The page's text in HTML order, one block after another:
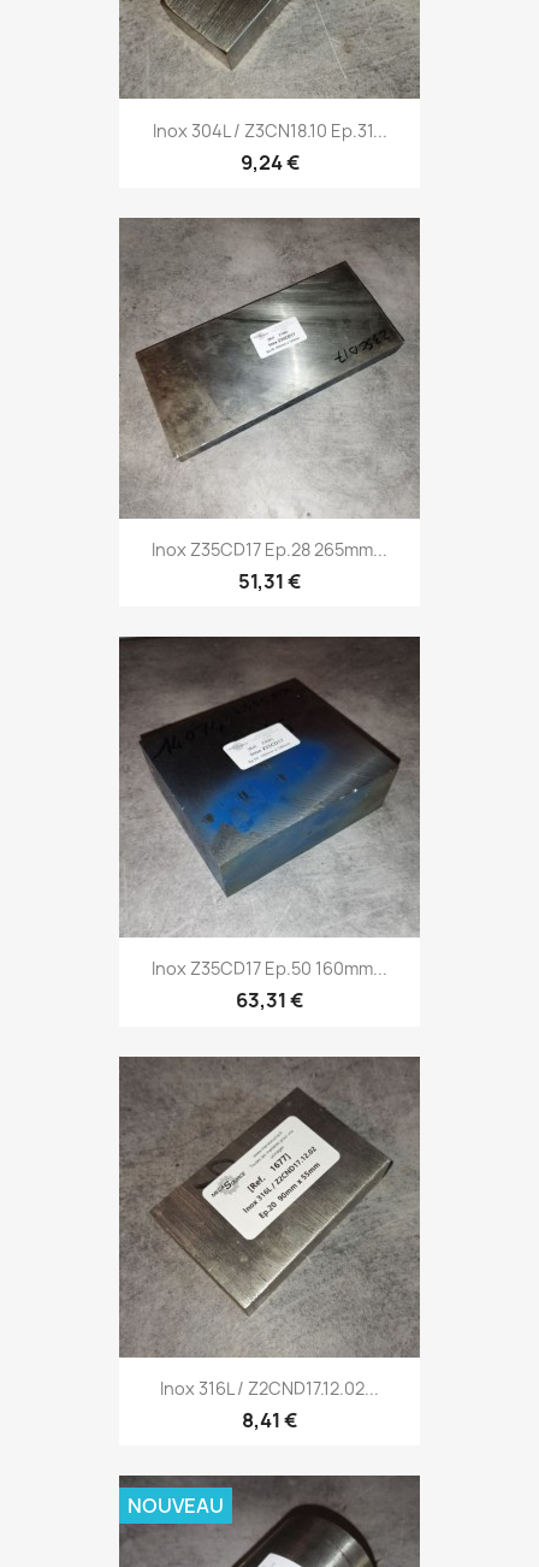
Inox 304L / Z3CN18.10 Ep.31...
9,24 €
Inox Z35CD17 Ep.28 265mm...
51,31 €
Inox Z35CD17 Ep.50 160mm...
63,31 €
Inox 316L / Z2CND17.12.02...
8,41 €
NOUVEAU